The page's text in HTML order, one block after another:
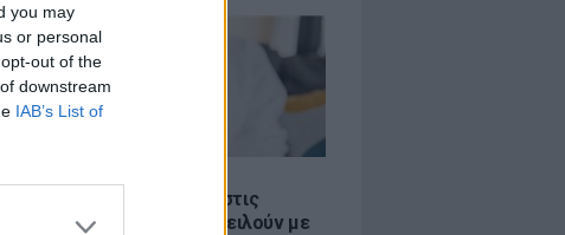
you may
or personal
out of the
downstream
IAB’s List of
παροχές: Οι παγίδες στις
χρημάτων που απειλούν με